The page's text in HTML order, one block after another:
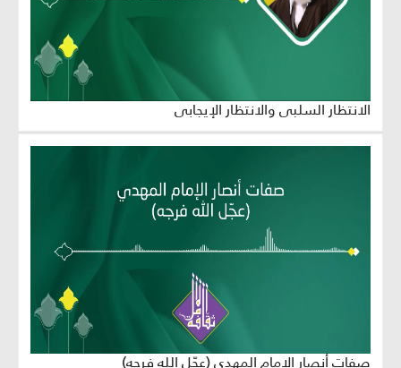
الانتظار السلبي والانتظار الإيجابي
صفات أنصار الإمام المهدي (عجّل الله فرجه)